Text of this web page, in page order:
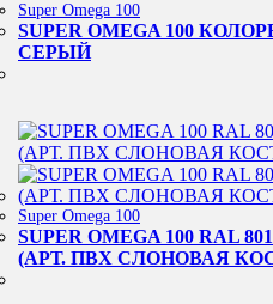
Super Omega 100
SUPER OMEGA 100
СЕРЫЙ
Super Omega 100
SUPER OMEGA 100 RAL
(АРТ. ПВХ СЛОНОВАЯ